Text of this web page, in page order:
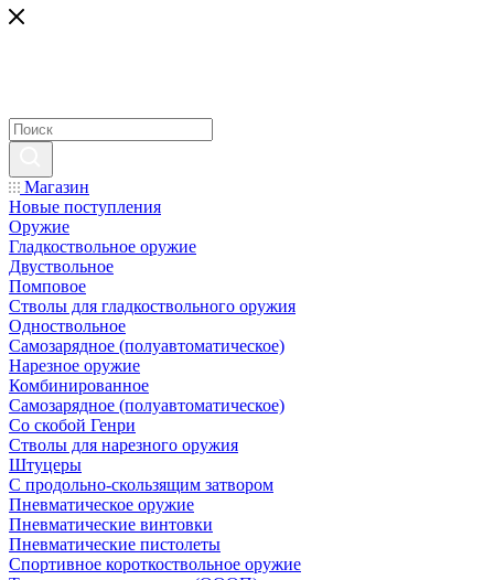
Магазин
Новые поступления
Оружие
Гладкоствольное оружие
Двуствольное
Помповое
Стволы для гладкоствольного оружия
Одноствольное
Самозарядное (полуавтоматическое)
Нарезное оружие
Комбинированное
Самозарядное (полуавтоматическое)
Со скобой Генри
Стволы для нарезного оружия
Штуцеры
С продольно-скользящим затвором
Пневматическое оружие
Пневматические винтовки
Пневматические пистолеты
Спортивное короткоствольное оружие